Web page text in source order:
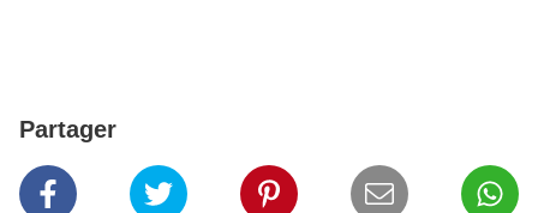
Partager